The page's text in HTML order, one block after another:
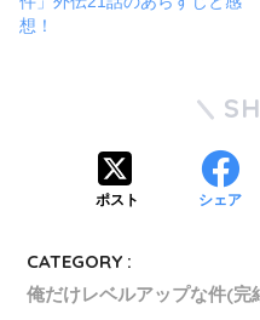
想！
ポスト シェア
CATEGORY :
俺だけレベルアップな件(完